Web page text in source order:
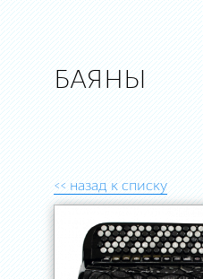
БАЯНЫ
<< назад к списку